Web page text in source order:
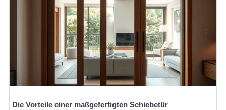
Die Vorteile einer maßgefertigten Schiebetür